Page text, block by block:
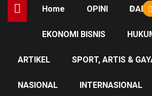
Home OPINI
EKONOMI BISNIS
ARTIKEL SPORT, ARTIS &
NASIONAL INTERNASIONAL